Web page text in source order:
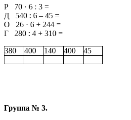
Р 70 · 6 : 3 =
Д 540 : 6 – 45 =
О 26 · 6 + 244 =
Г 280 : 4 + 310 =
380 400 140 400 45
Группа № 3.